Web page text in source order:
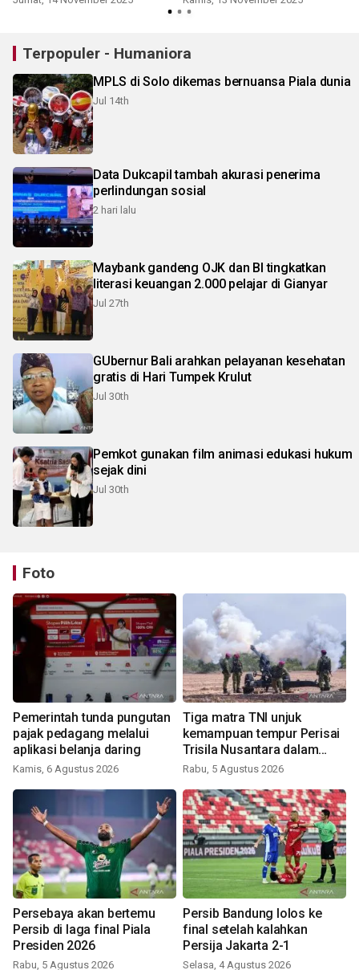
Terpopuler - Humaniora
MPLS di Solo dikemas bernuansa Piala dunia
Jul 14th
Data Dukcapil tambah akurasi penerima
perlindungan sosial
2 hari lalu
Maybank gandeng OJK dan BI tingkatkan
literasi keuangan 2.000 pelajar di Gianyar
Jul 27th
GUbernur Bali arahkan pelayanan kesehatan
gratis di Hari Tumpek Krulut
Jul 30th
Pemkot gunakan film animasi edukasi hukum
sejak dini
Jul 30th
Foto
Pemerintah tunda pungutan
pajak pedagang melalui
aplikasi belanja daring
Kamis, 6 Agustus 2026
Tiga matra TNI unjuk
kemampuan tempur Perisai
Trisila Nusantara dalam
latihan di Kepri
Rabu, 5 Agustus 2026
Persebaya akan bertemu
Persib di laga final Piala
Presiden 2026
Rabu, 5 Agustus 2026
Persib Bandung lolos ke
final setelah kalahkan
Persija Jakarta 2-1
Selasa, 4 Agustus 2026